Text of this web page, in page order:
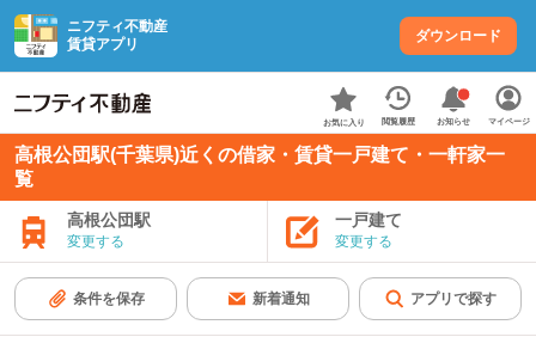
ニフティ不動産
賃貸アプリ
ダウンロード
お気に入り 閲覧履歴 お知らせ マイページ
高根公団駅(千葉県)近くの借家・賃貸一戸建て・一軒家一
覧
高根公団駅
変更する
一戸建て
変更する
条件を保存 新着通知 アプリで探す